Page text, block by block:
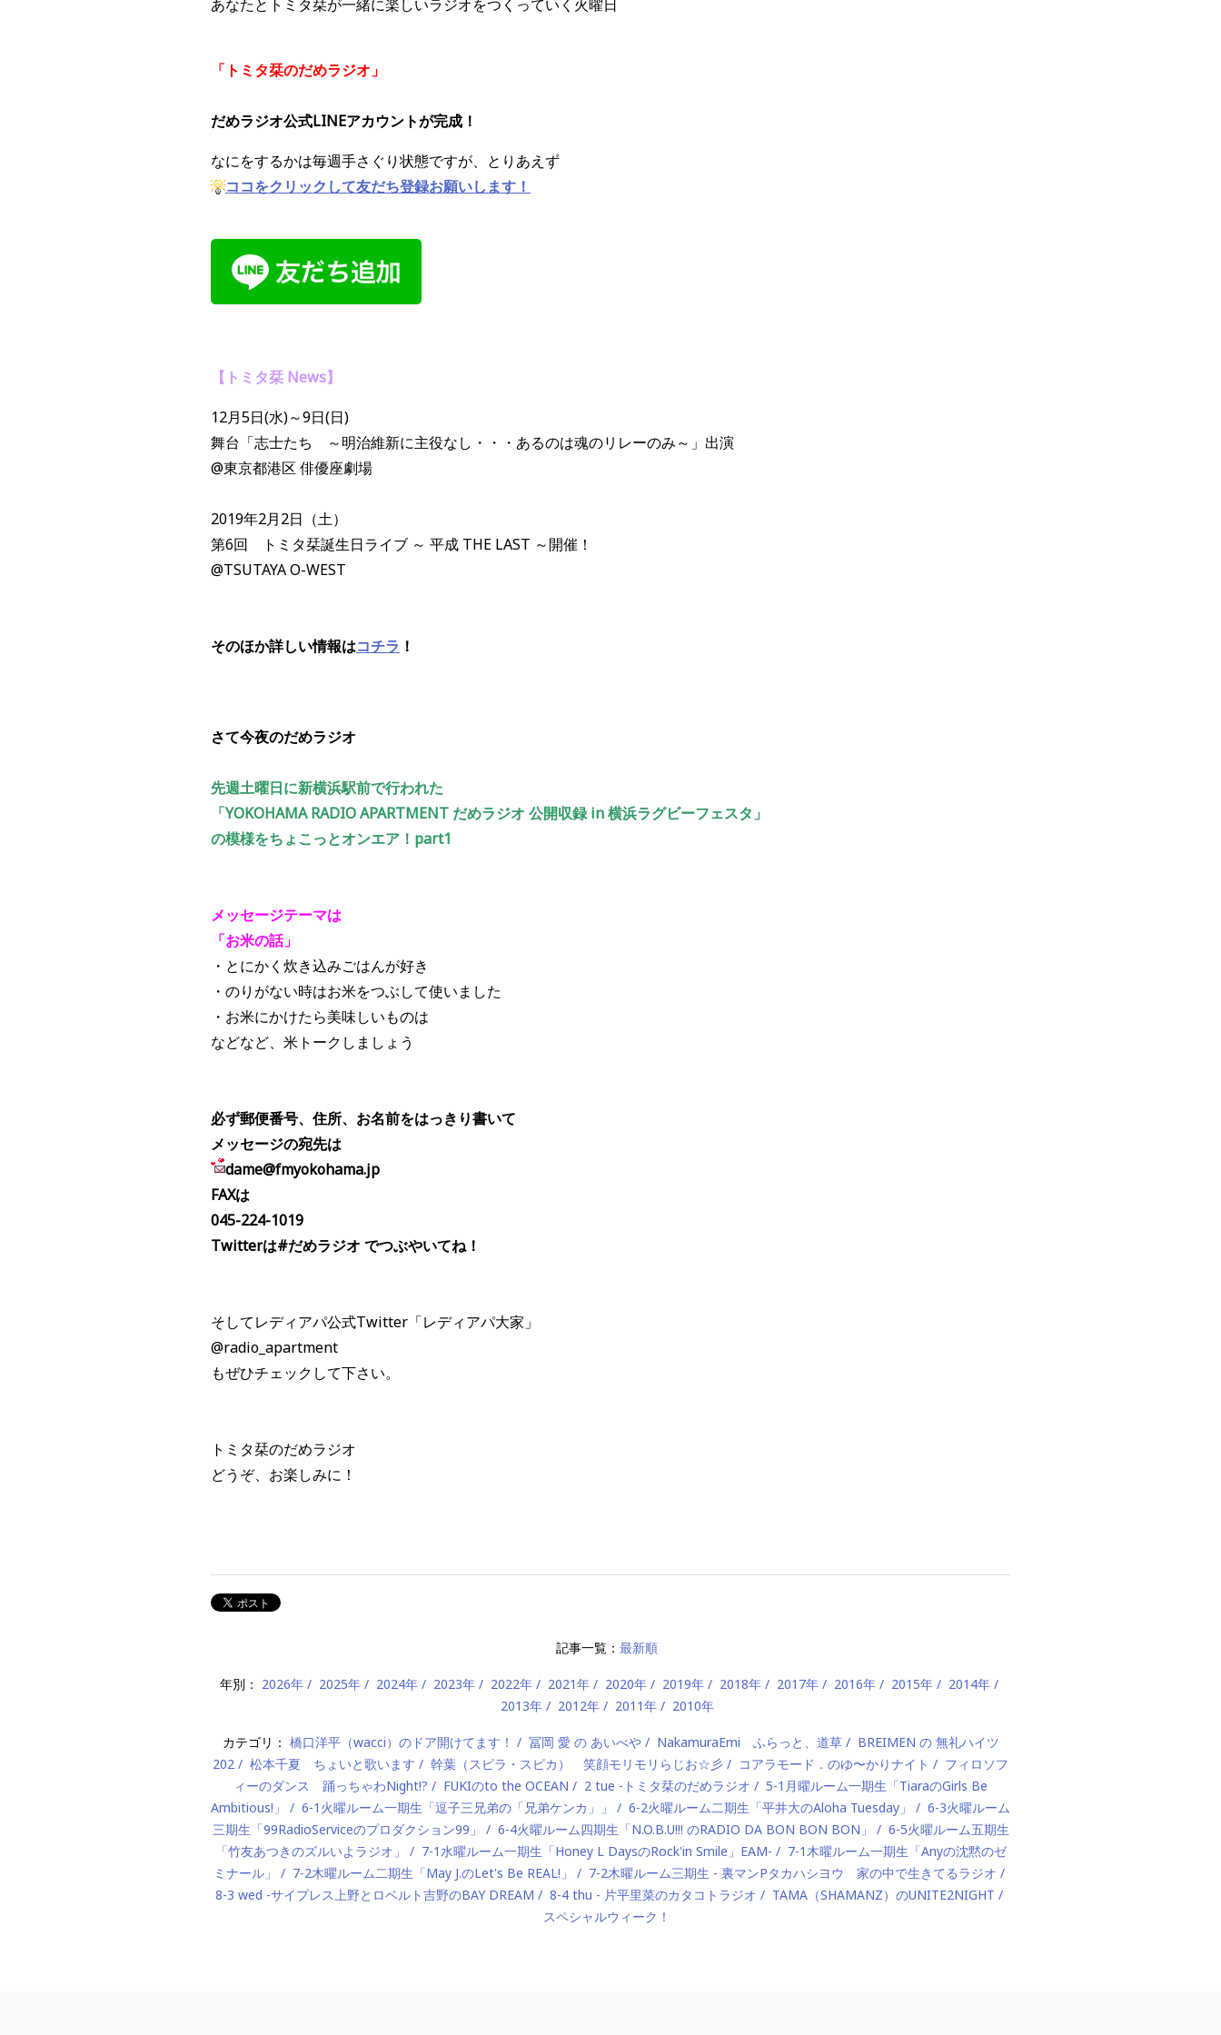
あなたとトミタ栞が一緒に楽しいラジオをつくっていく火曜日
「トミタ栞のだめラジオ」
だめラジオ公式LINEアカウントが完成！
なにをするかは毎週手さぐり状態ですが、とりあえず
ココをクリックして友だち登録お願いします！
【トミタ栞 News】
12月5日(水)～9日(日)
舞台「志士たち ～明治維新に主役なし・・・あるのは魂のリレーのみ～」出演
@東京都港区 俳優座劇場
2019年2月2日（土）
第6回 トミタ栞誕生日ライブ ～ 平成 THE LAST ～開催！
@TSUTAYA O-WEST
そのほか詳しい情報はコチラ ！
さて今夜のだめラジオ
先週土曜日に新横浜駅前で行われた
「YOKOHAMA RADIO APARTMENT だめラジオ 公開収録 in 横浜ラグビーフェスタ」
の模様をちょこっとオンエア！part1
メッセージテーマは
「お米の話」
・とにかく炊き込みごはんが好き
・のりがない時はお米をつぶして使いました
・お米にかけたら美味しいものは
などなど、米トークしましょう
必ず郵便番号、住所、お名前をはっきり書いて
メッセージの宛先は
dame@fmyokohama.jp
FAXは
045-224-1019
Twitterは#だめラジオ でつぶやいてね！
そしてレディアパ公式Twitter「レディアパ大家」
@radio_apartment
もぜひチェックして下さい。
トミタ栞のだめラジオ
どうぞ、お楽しみに！
記事一覧： 最新順
年別： 2026年 2025年 2024年 2023年 2022年 2021年 2020年 2019年 2018年 2017年 2016年 2015年
2014年
2013年
2012年 2011年 2010年
カテゴリ： 橋口洋平（wacci）のドア開けてます！ 冨岡 愛 の あいべや NakamuraEmi ふらっと、道草
BREIMEN の 無礼ハイツ
202
松本千夏 ちょいと歌います 幹葉（スピラ・スピカ） 笑顔モリモリらじお☆彡 コアラモード．のゆ〜かりナイト
フィロソフ
ィーのダンス 踊っちゃわNight!?
FUKIのto the OCEAN 2 tue -トミタ栞のだめラジオ
5-1月曜ルーム一期生「TiaraのGirls Be
Ambitious!」
6-1火曜ルーム一期生「逗子三兄弟の「兄弟ケンカ」」 6-2火曜ルーム二期生「平井大のAloha Tuesday」
6-3火曜ルーム
三期生「99RadioServiceのプロダクション99」
6-4火曜ルーム四期生「N.O.B.U!!! のRADIO DA BON BON BON」
6-5火曜ルーム五期生
「竹友あつきのズルいよラジオ」
7-1水曜ルーム一期生「Honey L DaysのRock'in Smile」EAM-
7-1木曜ルーム一期生「Anyの沈黙のゼ
ミナール」
7-2木曜ルーム二期生「May J.のLet's Be REAL!」
7-2木曜ルーム三期生 - 裏マンPタカハシヨウ 家の中で生きてるラジオ
8-3 wed -サイプレス上野とロベルト吉野のBAY DREAM
8-4 thu - 片平里菜のカタコトラジオ
TAMA（SHAMANZ）のUNITE2NIGHT
スペシャルウィーク！